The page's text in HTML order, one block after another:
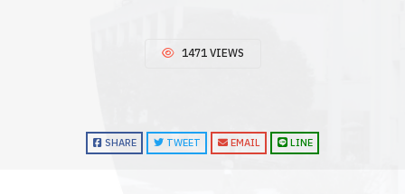
1471 VIEWS
SHARE TWEET EMAIL LINE